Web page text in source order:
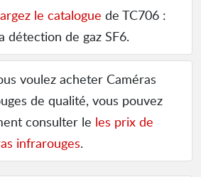
le catalogue de TC706 :
détection de gaz SF6.
voulez acheter Caméras
de qualité, vous pouvez
consulter le les prix de
infrarouges.